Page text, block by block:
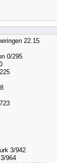
22.15
0/295
3/942
964